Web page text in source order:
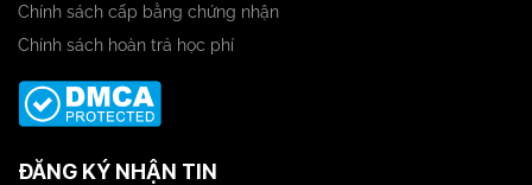
Chính sách cấp bằng chứng nhận
Chính sách hoàn trả học phí
ĐĂNG KÝ NHẬN TIN